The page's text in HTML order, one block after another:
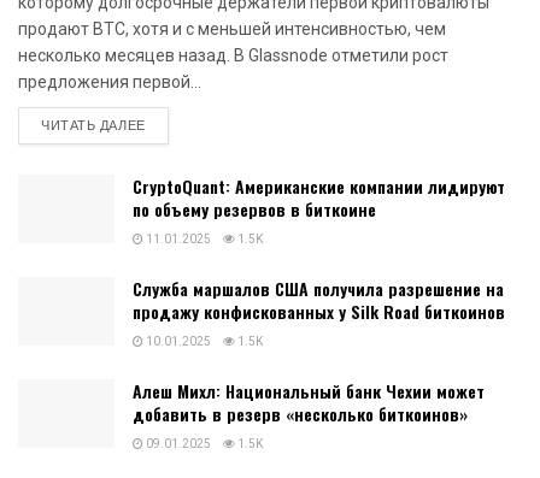
продают BTC, хотя и с меньшей интенсивностью, чем
несколько месяцев назад. В Glassnode отметили рост
предложения первой...
ЧИТАТЬ ДАЛЕЕDETAILS
CryptoQuant: Американские компании лидируют
по объему резервов в биткоине
11.01.2025 1.5K
Служба маршалов США получила разрешение на
продажу конфискованных у Silk Road биткоинов
10.01.2025 1.5K
Алеш Михл: Национальный банк Чехии может
добавить в резерв «несколько биткоинов»
09.01.2025 1.5K